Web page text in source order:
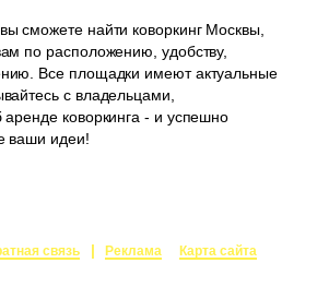
сможете найти коворкинг Москвы,
по расположению, удобству,
Все площадки имеют актуальные
с владельцами,
аренде коворкинга - и успешно
ваши идеи!
связь Реклама Карта сайта